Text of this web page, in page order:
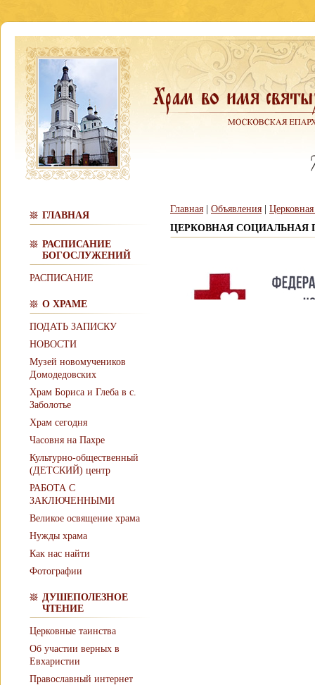
ГЛАВНАЯ
РАСПИСАНИЕ
БОГОСЛУЖЕНИЙ
РАСПИСАНИЕ
О ХРАМЕ
ПОДАТЬ ЗАПИСКУ
НОВОСТИ
Музей новомучеников
Домодедовских
Храм Бориса и Глеба в с.
Заболотье
Храм сегодня
Часовня на Пахре
Культурно-общественный
(ДЕТСКИЙ) центр
РАБОТА С
ЗАКЛЮЧЕННЫМИ
Великое освящение храма
Нужды храма
Как нас найти
Фотографии
ДУШЕПОЛЕЗНОЕ
ЧТЕНИЕ
Церковные таинства
Об участии верных в
Евхаристии
Православный интернет
Главная Объявления
ЦЕРКОВНАЯ